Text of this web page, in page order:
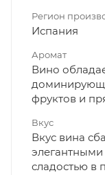
Регион
Испания
Аромат
Вино
фруктов и
Вкус
Вкус вина
сладостью в